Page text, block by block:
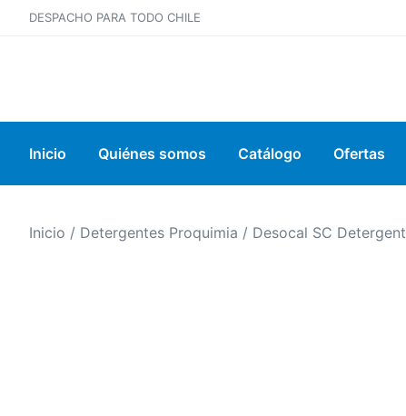
DESPACHO PARA TODO CHILE
Inicio Quiénes somos Catálogo Ofertas
Inicio / Detergentes Proquimia / Desocal SC